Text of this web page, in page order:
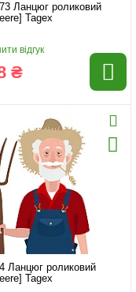
Ланцюг роликовий
Tagex
відгук
₴
Ланцюг роликовий
Tagex